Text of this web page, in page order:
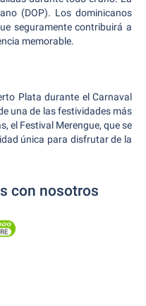
(DOP). Los dominicanos
seguramente contribuirá a
memorable.
Plata durante el Carnaval
una de las festividades más
el Festival Merengue, que se
única para disfrutar de la
con nosotros